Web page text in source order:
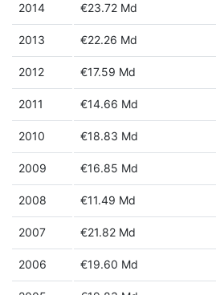
2014 €23.72 Md
2013 €22.26 Md
2012 €17.59 Md
2011 €14.66 Md
2010 €18.83 Md
2009 €16.85 Md
2008 €11.49 Md
2007 €21.82 Md
2006 €19.60 Md